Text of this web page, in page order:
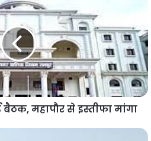
बैठक, महापौर से इस्तीफा मांगा